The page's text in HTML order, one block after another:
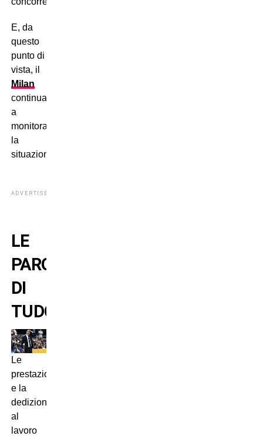
E, da
questo
punto di
vista, il
Milan
continua
a
monitorare
la
situazione.
ADVERTISEMENT
LE
PAROLE
DI
TUDOR
Le
prestazioni
e la
dedizione
al
lavoro